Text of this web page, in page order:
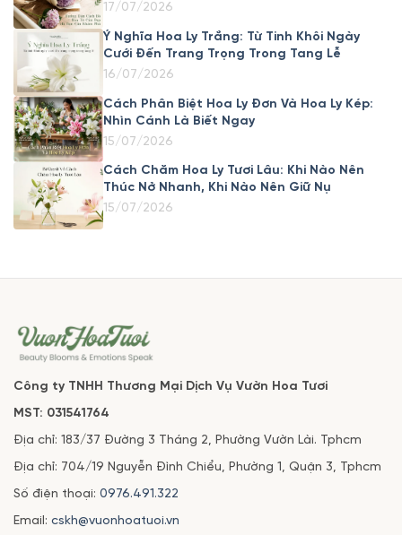
17/07/2026
Ý Nghĩa Hoa Ly Trắng: Từ Tinh Khôi Ngày
Cưới Đến Trang Trọng Trong Tang Lễ
16/07/2026
Cách Phân Biệt Hoa Ly Đơn Và Hoa Ly Kép:
Nhìn Cánh Là Biết Ngay
15/07/2026
Cách Chăm Hoa Ly Tươi Lâu: Khi Nào Nên
Thúc Nở Nhanh, Khi Nào Nên Giữ Nụ
15/07/2026
Công ty TNHH Thương Mại Dịch Vụ Vườn Hoa Tươi
MST: 031541764
Địa chỉ: 183/37 Đường 3 Tháng 2, Phường Vườn Lài. Tphcm
Địa chỉ: 704/19 Nguyễn Đình Chiểu, Phường 1, Quận 3, Tphcm
Số điện thoại: 0976.491.322
Email: cskh@vuonhoatuoi.vn